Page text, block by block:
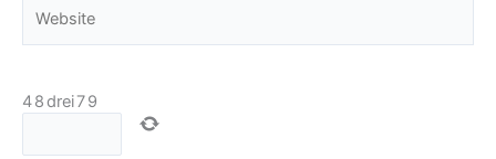
48drei79